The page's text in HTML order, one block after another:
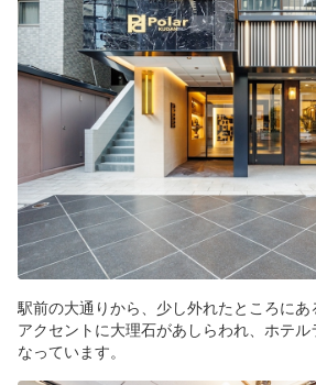
駅前の大通りから、少し外れたところにあ
アクセントに大理石があしらわれ、ホテル
なっています。